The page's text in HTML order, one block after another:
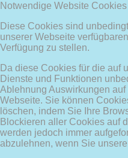
Notwendige Website Cookies
Diese Cookies sind
unserer Webseite
Verfügung zu stellen.
Da diese Cookies für die auf
Dienste und Funktionen
Ablehnung Auswirkungen
Webseite. Sie können
löschen, indem Sie Ihre
Blockieren aller Cookies auf
werden jedoch immer
abzulehnen, wenn Sie